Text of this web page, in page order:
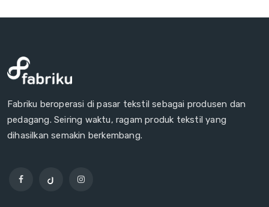
Fabriku beroperasi di pasar tekstil sebagai produsen dan
pedagang. Seiring waktu, ragam produk tekstil yang
dihasilkan semakin berkembang.